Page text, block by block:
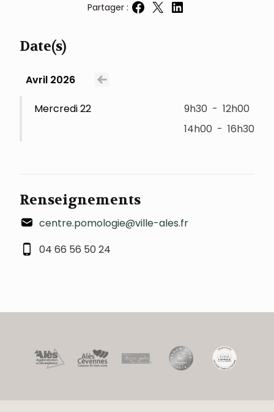
Date(s)
Voir le mois précédent
Avril 2026
Mercredi 22 9h30 - 12h00
14h00 - 16h30
Renseignements
centre.pomologie@ville-ales.fr
04 66 56 50 24
Partager :Partager sur Facebook
Partager sur X
Partager sur LinkedIn